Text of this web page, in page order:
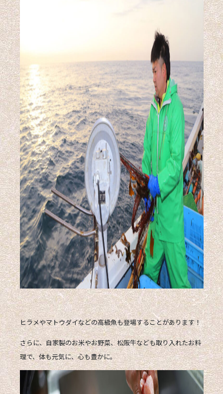
ヒラメやマトウダイなどの高級魚も登場することがあります！
さらに、自家製のお米やお野菜、松阪牛なども取り入れたお料
理で、体も元気に、心も豊かに。